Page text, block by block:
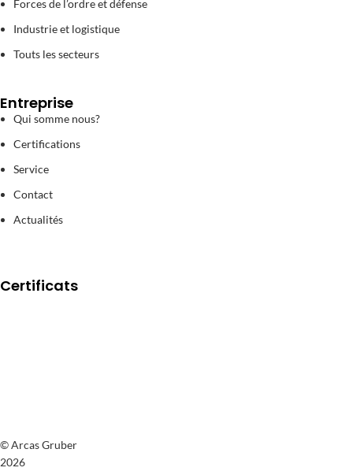
Forces de l’ordre et défense
Industrie et logistique
Touts les secteurs
Entreprise
Qui somme nous?
Certifications
Service
Contact
Actualités
Certificats
© Arcas Gruber
2026